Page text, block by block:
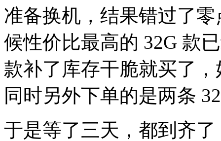
准备换机，结果错过了
候性价比最高的 32G 款
款补了库存干脆就买了
同时另外下单的是两条
于是等了三天，都到齐